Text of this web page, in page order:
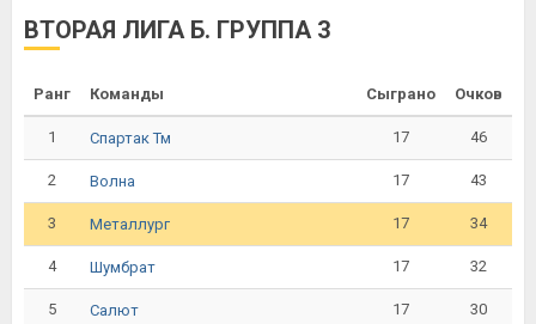
ВТОРАЯ ЛИГА Б. ГРУППА 3
Ранг Команды Сыграно Очков
1 Спартак Тм 17 46
2 Волна 17 43
3 Металлург 17 34
4 Шумбрат 17 32
5 Салют 17 30